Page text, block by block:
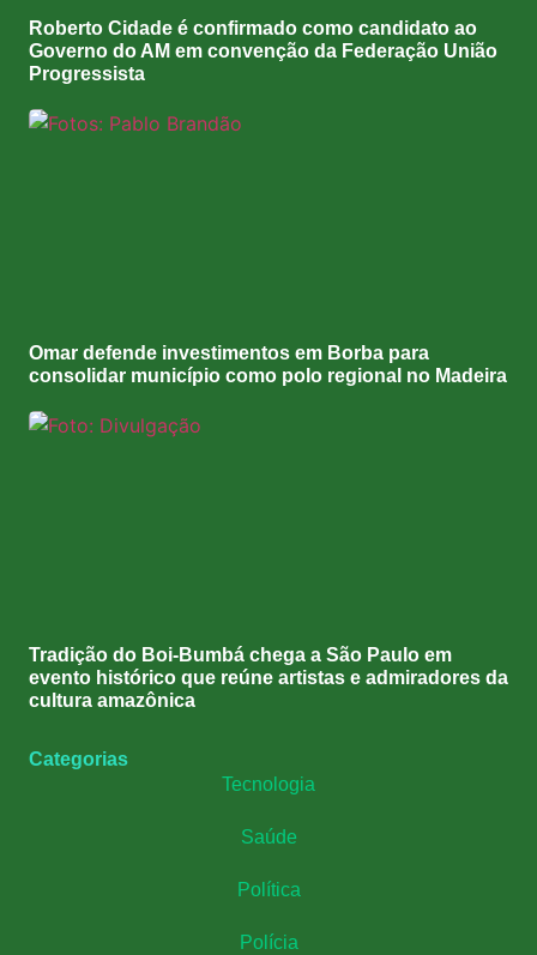
Roberto Cidade é confirmado como candidato ao
Governo do AM em convenção da Federação União
Progressista
Omar defende investimentos em Borba para
consolidar município como polo regional no Madeira
Tradição do Boi-Bumbá chega a São Paulo em
evento histórico que reúne artistas e admiradores da
cultura amazônica
Categorias
Tecnologia
Saúde
Política
Polícia